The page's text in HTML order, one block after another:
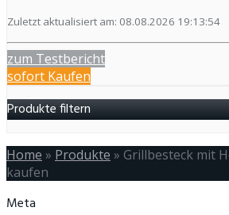
Zuletzt aktualisiert am: 08.08.2026 19:13:54
zum Testbericht
sofort Kaufen
Produkte filtern
Home » Produkte » Grillbesteck mit
kaufen
Meta